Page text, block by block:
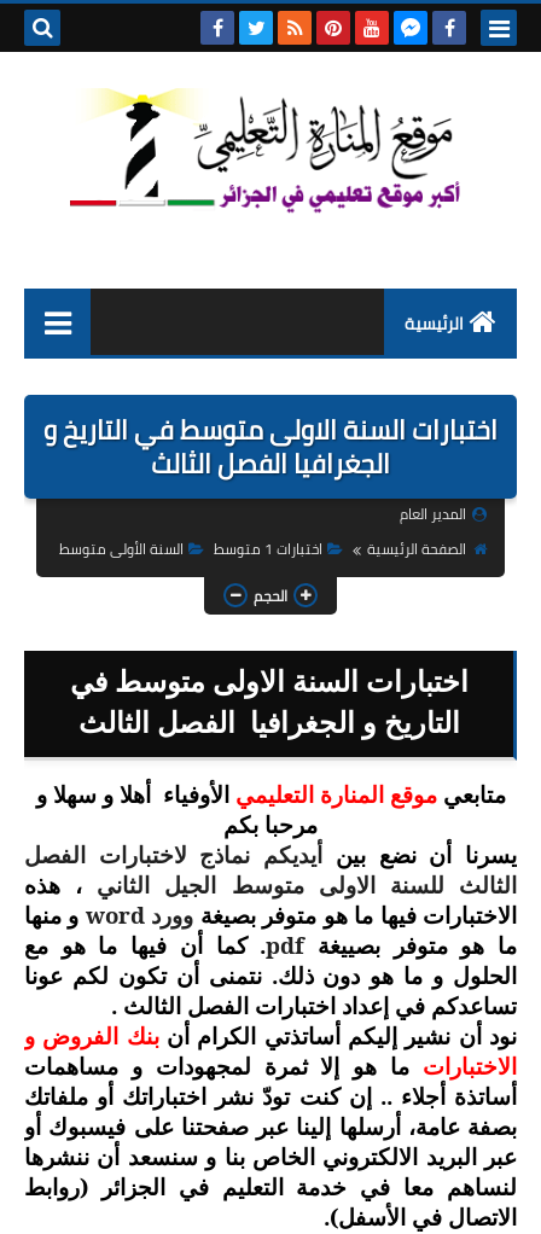
الرئيسية
التربية التحضيرية
السنة الاولى ابتدائي
السنة الثانية ابتدائي
السنة الثالثة ابتدائي
السنة الرابعة ابتدائي
السنة الخامسة ابتدائي
شهادة التعليم الابتدائي
تزيين القسم
التعليم المتوسط
السنة الاولى متوسط
السنة الثانية متوسط
السنة الثالثة متوسط
السنة الرابعة متوسط
شهادة التعليم المتوسط
اختبارات السنة الاولى متوسط في التاريخ و
الجغرافيا الفصل الثالث
المدير العام
الصفحة الرئيسية
اختبارات 1 متوسط
السنة الأولى متوسط
الحجم
اختبارات السنة الاولى متوسط في
التاريخ و الجغرافيا الفصل الثالث
متابعيموقع المنارة التعليميالأوفياء أهلا و سهلا و
مرحبا بكم
يسرنا أن نضع بين أيديكم نماذج لاختبارات الفصل
الثالث للسنة الاولى متوسط الجيل الثاني
، هذه
الاختبارات فيها ما هو متوفر بصيغة ووردword و منها
ما هو متوفر بصييغةpdf. كما أن فيها ما هو مع
الحلول و ما هو دون ذلك. نتمنى أن تكون لكم عونا
تساعدكم في إعداد اختبارات الفصل الثالث .
نود أن نشير إليكم أساتذتي الكرام أنبنك الفروض و
الاختبارات ما هو إلا ثمرة لمجهودات و مساهمات
أساتذة أجلاء .. إن كنت تودّ نشر اختباراتك أو ملفاتك
بصفة عامة، أرسلها إلينا عبر صفحتنا على فيسبوك أو
عبر البريد الالكتروني الخاص بنا و سنسعد أن ننشرها
لنساهم معا في خدمة التعليم في الجزائر (روابط
الاتصال في الأسفل).